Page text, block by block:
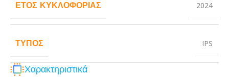
ΈΤΟΣ ΚΥΚΛΟΦΟΡΊΑΣ 2024
ΤΎΠΟΣ IPS
Χαρακτηριστικά